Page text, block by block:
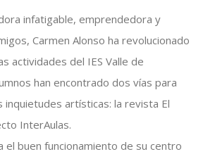
infatigable, emprendedora y
Carmen Alonso ha revolucionado
actividades del IES Valle de
han encontrado dos vías para
inquietudes artísticas: la revista El
InterAulas.
el buen funcionamiento de su centro